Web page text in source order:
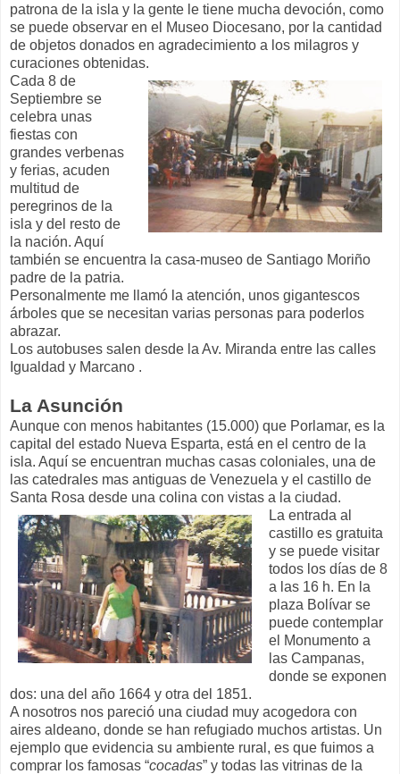
patrona de la isla y la gente le tiene mucha devoción, como
se puede observar en el Museo Diocesano, por la cantidad
de objetos donados en agradecimiento a los milagros y
curaciones obtenidas.
Cada 8 de
Septiembre se
celebra unas
fiestas con
grandes verbenas
y ferias, acuden
multitud de
peregrinos de la
isla y del resto de
la nación. Aquí
también se encuentra la casa-museo de Santiago Moriño
padre de la patria.
Personalmente me llamó la atención, unos gigantescos
árboles que se necesitan varias personas para poderlos
abrazar.
Los autobuses salen desde la Av. Miranda entre las calles
Igualdad y Marcano .
La Asunción
Aunque con menos habitantes (15.000) que Porlamar, es la
capital del estado Nueva Esparta, está en el centro de la
isla. Aquí se encuentran muchas casas coloniales, una de
las catedrales mas antiguas de Venezuela y el castillo de
Santa Rosa desde una colina con vistas a la ciudad.
La entrada al
castillo es gratuita
y se puede visitar
todos los días de 8
a las 16 h. En la
plaza Bolívar se
puede contemplar
el Monumento a
las Campanas,
donde se exponen
dos: una del año 1664 y otra del 1851.
A nosotros nos pareció una ciudad muy acogedora con
aires aldeano, donde se han refugiado muchos artistas. Un
ejemplo que evidencia su ambiente rural, es que fuimos a
comprar los famosas “cocadas” y todas las vitrinas de la